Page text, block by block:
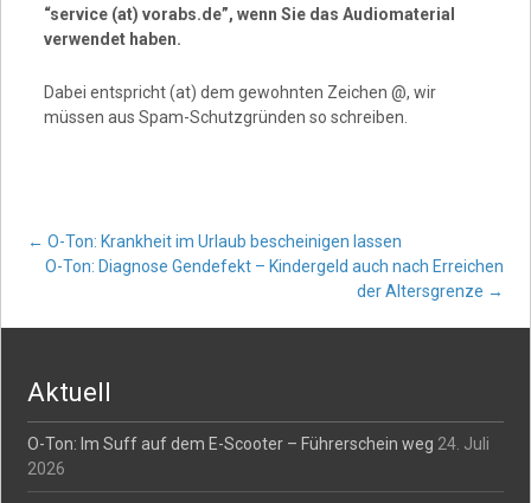
“service (at) vorabs.de”, wenn Sie das Audiomaterial
verwendet haben.
Dabei entspricht (at) dem gewohnten Zeichen @, wir
müssen aus Spam-Schutzgründen so schreiben.
Post
navigation
← O-Ton: Krankheit im Urlaub bescheinigen lassen
O-Ton: Diagnose Gendefekt – Kindergeld auch nach Erreichen
der Altersgrenze →
Aktuell
O-Ton: Im Suff auf dem E-Scooter – Führerschein weg 24. Juli
2026